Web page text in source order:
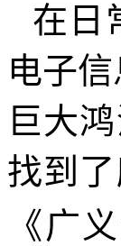
在日
电子
巨大
找到
《广